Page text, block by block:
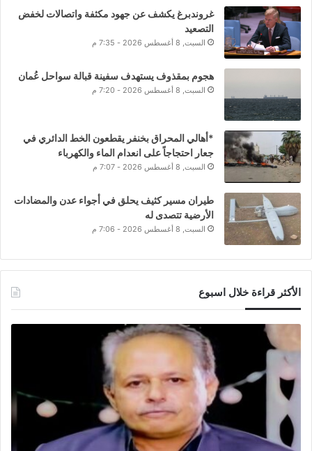
غروندبرغ يكشف عن جهود مكثفة واتصالات لخفض
التصعيد
السبت, 8 أغسطس 2026 - 7:35 م
هجوم بمقذوف يستهدف سفينة قبالة سواحل عُمان
السبت, 8 أغسطس 2026 - 7:20 م
*أهالي المحراق بخنفر يقطعون الخط الدائري في
جعار احتجاجاً على انعدام الماء والكهرباء
السبت, 8 أغسطس 2026 - 7:07 م
طيران مسير كثيف يحلق في أجواء عدن والمضادات
الأرضية تتصدى له
السبت, 8 أغسطس 2026 - 7:06 م
الأكثر قراءة خلال اسبوع